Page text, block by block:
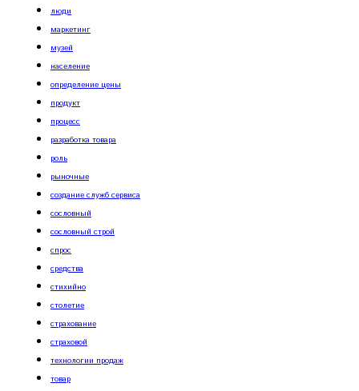
люди
маркетинг
музей
население
определение цены
продукт
процесс
разработка товара
роль
рыночные
создание служб сервиса
сословный
сословный строй
спрос
средства
стихийно
столетие
страхование
страховой
технологии продаж
товар